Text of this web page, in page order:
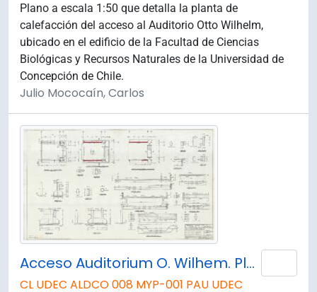
Plano a escala 1:50 que detalla la planta de
calefacción del acceso al Auditorio Otto Wilhelm,
ubicado en el edificio de la Facultad de Ciencias
Biológicas y Recursos Naturales de la Universidad de
Concepción de Chile.
Julio Mococaín, Carlos
Acceso Auditorium O. Wilhem. Planta de Fundaciones y Estructural.
CL UDEC ALDCO 008 MYP-001 PAU UDEC